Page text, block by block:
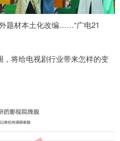
题材本土化改编……“广电21
，将给电视剧行业带来怎样的变